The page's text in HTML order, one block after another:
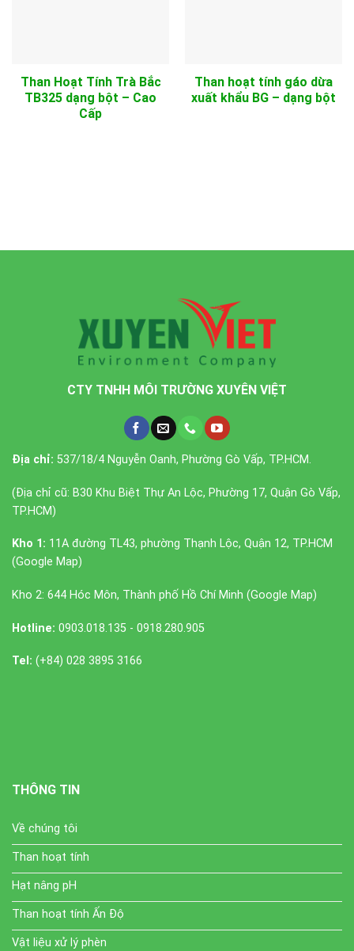
Than Hoạt Tính Trà Bắc
TB325 dạng bột – Cao
Cấp
Than hoạt tính gáo dừa
xuất khẩu BG – dạng bột
CTY TNHH MÔI TRƯỜNG XUYÊN VIỆT
Địa chỉ: 537/18/4 Nguyễn Oanh, Phường Gò Vấp, TP.HCM.
(Địa chỉ cũ: B30 Khu Biệt Thự An Lộc, Phường 17, Quận Gò Vấp,
TP.HCM)
Kho 1: 11A đường TL43, phường Thạnh Lộc, Quận 12, TP.HCM
(Google Map)
Kho 2: 644 Hóc Môn, Thành phố Hồ Chí Minh (Google Map)
Hotline: 0903.018.135 - 0918.280.905
Tel: (+84) 028 3895 3166
THÔNG TIN
Về chúng tôi
Than hoạt tính
Hạt nâng pH
Than hoạt tính Ấn Độ
Vật liệu xử lý phèn